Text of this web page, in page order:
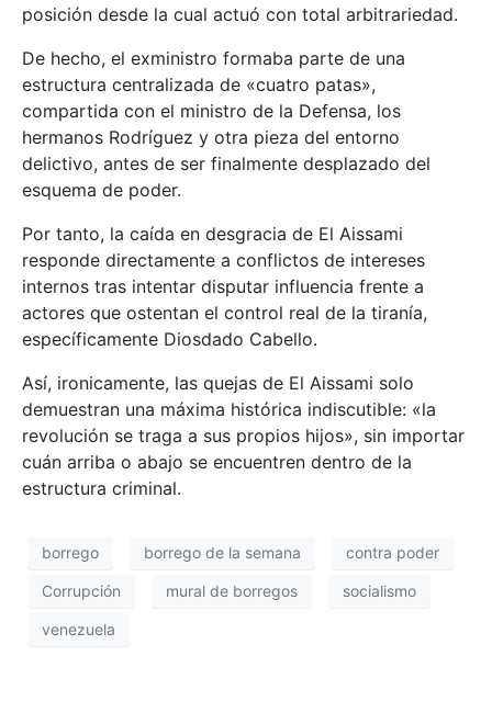
posición desde la cual actuó con total arbitrariedad.
De hecho, el exministro formaba parte de una
estructura centralizada de «cuatro patas»,
compartida con el ministro de la Defensa, los
hermanos Rodríguez y otra pieza del entorno
delictivo, antes de ser finalmente desplazado del
esquema de poder.
Por tanto, la caída en desgracia de El Aissami
responde directamente a conflictos de intereses
internos tras intentar disputar influencia frente a
actores que ostentan el control real de la tiranía,
específicamente Diosdado Cabello.
Así, ironicamente, las quejas de El Aissami solo
demuestran una máxima histórica indiscutible: «la
revolución se traga a sus propios hijos», sin importar
cuán arriba o abajo se encuentren dentro de la
estructura criminal.
borrego borrego de la semana contra poder
Corrupción mural de borregos socialismo
venezuela